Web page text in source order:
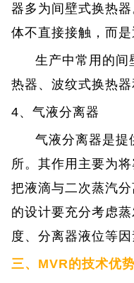
器多为间壁式换热
体不直接接触，而是
生产中常用的间
热器、波纹式换热器
4、气液分离器
气液分离器是提
所。其作用主要为
把液滴与二次蒸汽
的设计要充分考虑
度、分离器液位等因
三、MVR的技术优势